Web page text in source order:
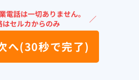
電話は一切ありません。
はセルカからのみ
／
へ(30秒で完了)